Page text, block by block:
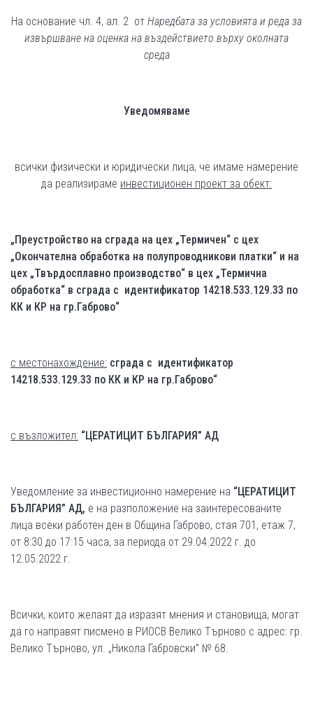
На основание чл. 4, ал. 2 от Наредбата за условията и реда за
извършване на оценка на въздействието върху околната
среда
Уведомяваме
всички физически и юридически лица, че имаме намерение
да реализираме инвестиционен проект за обект:
„Преустройство на сграда на цех „Термичен“ с цех
„Окончателна обработка на полупроводникови платки“ и на
цех „Твърдосплавно производство“ в цех „Термична
обработка“ в сграда с идентификатор 14218.533.129.33 по
КК и КР на гр.Габрово“
с местонахождение: сграда с идентификатор
14218.533.129.33 по КК и КР на гр.Габрово“
с възложител: “ЦЕРАТИЦИТ БЪЛГАРИЯ” АД
Уведомление за инвестиционно намерение на “ЦЕРАТИЦИТ
БЪЛГАРИЯ” АД, е на разположение на заинтересованите
лица всеки работен ден в Община Габрово, стая 701, етаж 7,
от 8:30 до 17:15 часа, за периода от 29.04.2022 г. до
12.05.2022 г.
Всички, които желаят да изразят мнения и становища, могат
да го направят писмено в РИОСВ Велико Търново с адрес: гр.
Велико Търново, ул. „Никола Габровски” № 68.